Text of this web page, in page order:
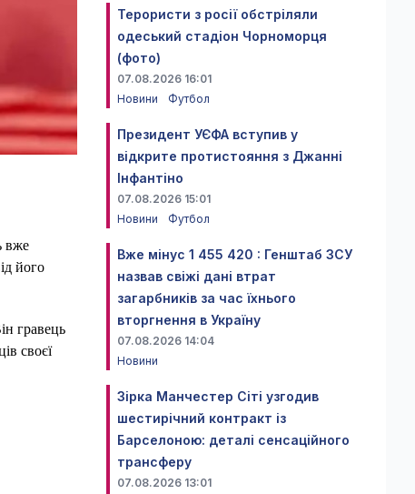
вже
його
гравець
своєї
Терористи з росії обстріляли
одеський стадіон Чорноморця
(фото)
07.08.2026 16:01
Новини
Футбол
Президент УЄФА вступив у
відкрите протистояння з Джанні
Інфантіно
07.08.2026 15:01
Новини
Футбол
Вже мінус 1 455 420 : Генштаб ЗСУ
назвав свіжі дані втрат
загарбників за час їхнього
вторгнення в Україну
07.08.2026 14:04
Новини
Зірка Манчестер Сіті узгодив
шестирічний контракт із
Барселоною: деталі сенсаційного
трансферу
07.08.2026 13:01